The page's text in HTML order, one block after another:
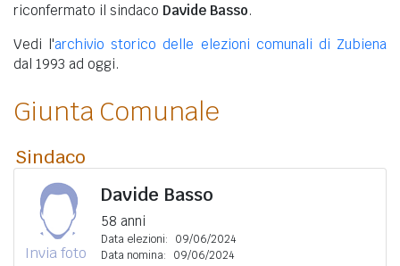
riconfermato il sindaco Davide Basso.
Vedi l'archivio storico delle elezioni comunali di Zubiena
dal 1993 ad oggi.
Giunta Comunale
Sindaco
Invia foto
Davide Basso
58 anni
Data elezioni:
09/06/2024
Data nomina:
09/06/2024